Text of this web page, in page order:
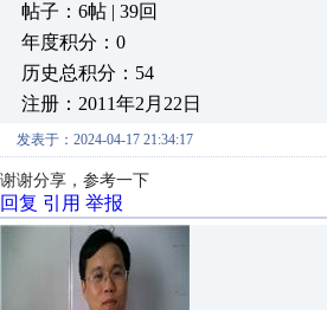
帖子：6帖 | 39回
年度积分：0
历史总积分：54
注册：2011年2月22日
发表于：2024-04-17 21:34:17
谢谢分享，参考一下
回复 引用 举报